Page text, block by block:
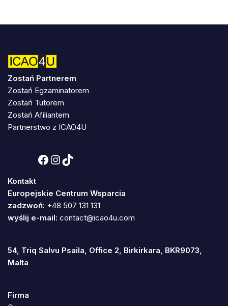
Zostań Partnerem
Zostań Egzaminatorem
Zostań Tutorem
Zostań Afiliantem
Partnerstwo z ICAO4U
Kontakt
Europejskie Centrum Wsparcia
zadzwoń: +48 507 131 131
wyślij e-mail: contact@icao4u.com
54, Triq Salvu Psaila, Office 2, Birkirkara, BKR9073,
Malta
Firma